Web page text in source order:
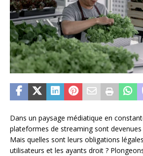
Dans un paysage médiatique en
plateformes de streaming sont
Mais quelles sont leurs obligations
utilisateurs et les ayants droit ?